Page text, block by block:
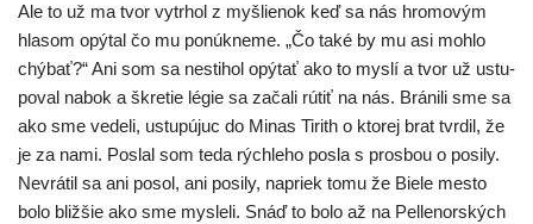
Ale to už ma tvor vytr­hol z myš­lie­nok keď sa nás hro­mo­vým
hla­som opý­tal čo mu ponúk­ne­me. „Čo také by mu asi moh­lo
chý­bať?“ Ani som sa nesti­hol opý­tať ako to mys­lí a tvor už ustu­
po­val nabok a škre­tie légie sa zača­li rútiť na nás. Bránili sme sa
ako sme vede­li, ustu­pú­juc do Minas Tirith o kto­rej brat tvr­dil, že
je za nami. Poslal som teda rých­le­ho posla s pros­bou o posi­ly.
Nevrátil sa ani posol, ani posi­ly, napriek tomu že Biele mes­to
bolo bliž­šie ako sme mys­le­li. Snáď to bolo až na Pellenorských